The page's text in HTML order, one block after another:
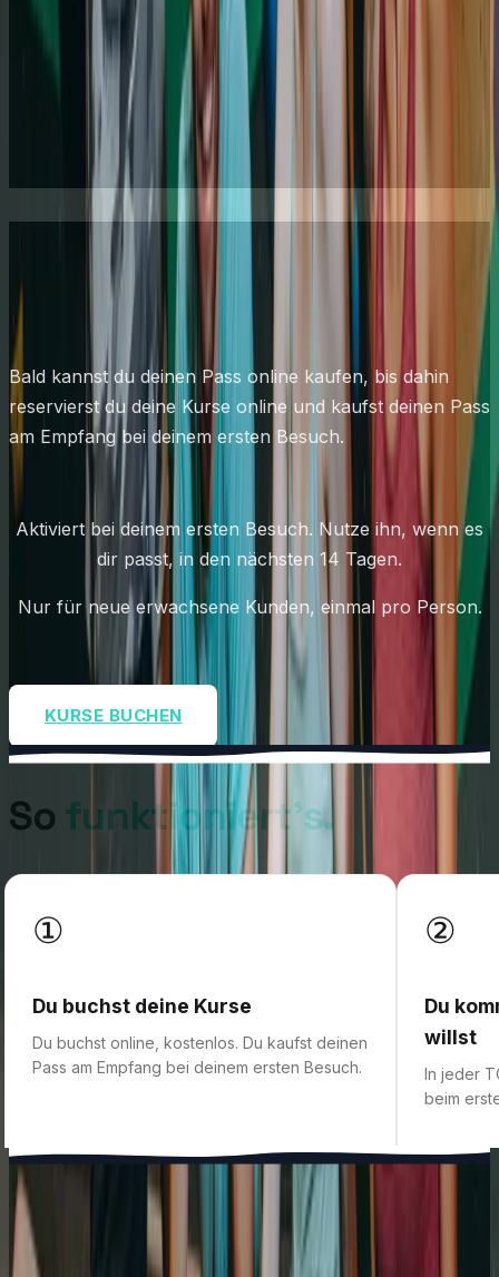
passenden Kurs in jeder Halle.
Stärk die Muskeln, die dich an der Wand halten, oder
komm einfach in Bewegung. Energiegeladene
Gruppenkurse, offen für alle Levels. Du schwitzt, du
lachst, du gehst ausgewrungen raus.
Bereit? Pass online
kaufen.
Bald kannst du deinen Pass online kaufen, bis dahin
reservierst du deine Kurse online und kaufst deinen Pass
am Empfang bei deinem ersten Besuch.
Aktiviert bei deinem ersten Besuch. Nutze ihn, wenn es
dir passt, in den nächsten 14 Tagen.
Nur für neue erwachsene Kunden, einmal pro Person.
KURSE BUCHEN
So funktioniert's.
①
Du buchst deine Kurse
Du buchst online, kostenlos. Du kaufst deinen
Pass am Empfang bei deinem ersten Besuch.
②
Du
willst
In jeder
beim